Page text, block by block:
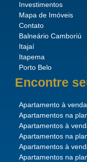
Investimentos
Mapa de Imóveis
Contato
Balneário Camboriú
Itajaí
Itapema
Porto Belo
Encontre
Apartamento à
Apartamentos na
Apartamentos à
Apartamentos na
Apartamentos à
Apartamentos na